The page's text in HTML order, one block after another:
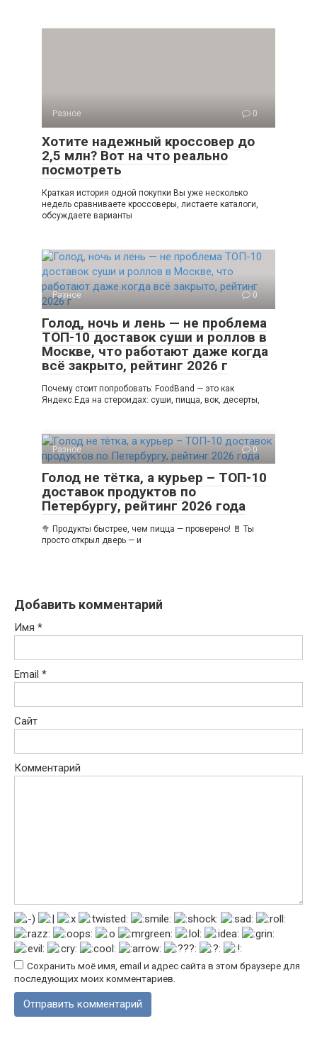
Разное 0
Хотите надежный кроссовер до
2,5 млн? Вот на что реально
посмотреть
Краткая история одной покупки Вы уже несколько
недель сравниваете кроссоверы, листаете каталоги,
обсуждаете варианты
Разное 0
Голод, ночь и лень — не проблема
ТОП-10 доставок суши и роллов в
Москве, что работают даже когда
всё закрыто, рейтинг 2026 г
Почему стоит попробовать: FoodBand — это как
Яндекс.Еда на стероидах: суши, пицца, вок, десерты,
Разное 0
Голод не тётка, а курьер – ТОП-10
доставок продуктов по
Петербургу, рейтинг 2026 года
🥦 Продукты быстрее, чем пицца — проверено! 🚪 Ты
просто открыл дверь — и
Добавить комментарий
Имя *
Email *
Сайт
Комментарий
Сохранить моё имя, email и адрес сайта в этом браузере для
последующих моих комментариев.